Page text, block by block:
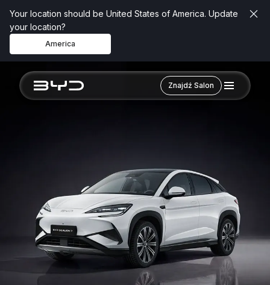
Your location should be United States of America. Update
your location?
America
Znajdź Salon